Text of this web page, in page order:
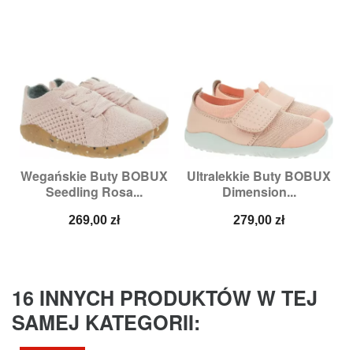
Wegańskie Buty BOBUX
Seedling Rosa...
Cena
269,00 zł
Ultralekkie Buty BOBUX
Dimension...
Cena
279,00 zł
16 INNYCH PRODUKTÓW W TEJ
SAMEJ KATEGORII: